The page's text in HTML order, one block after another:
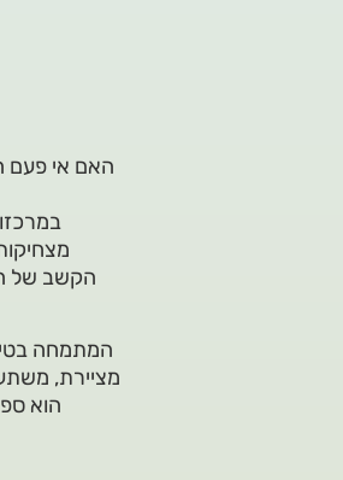
האם אי פעם
הקשב של
מציירת,
הוא